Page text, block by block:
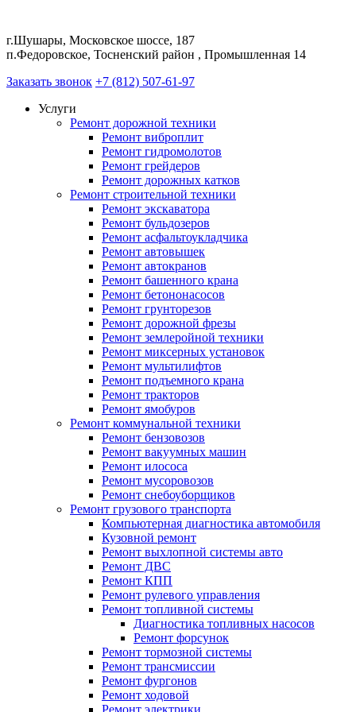
г.Шушары, Московское шоссе, 187
п.Федоровское, Тосненский район , Промышленная 14
Заказать звонок +7 (812) 507-61-97
Услуги
Ремонт дорожной техники
Ремонт виброплит
Ремонт гидромолотов
Ремонт грейдеров
Ремонт дорожных катков
Ремонт строительной техники
Ремонт экскаватора
Ремонт бульдозеров
Ремонт асфальтоукладчика
Ремонт автовышек
Ремонт автокранов
Ремонт башенного крана
Ремонт бетононасосов
Ремонт грунторезов
Ремонт дорожной фрезы
Ремонт землеройной техники
Ремонт миксерных установок
Ремонт мультилифтов
Ремонт подъемного крана
Ремонт тракторов
Ремонт ямобуров
Ремонт коммунальной техники
Ремонт бензовозов
Ремонт вакуумных машин
Ремонт илососа
Ремонт мусоровозов
Ремонт снебоуборщиков
Ремонт грузового транспорта
Компьютерная диагностика автомобиля
Кузовной ремонт
Ремонт выхлопной системы авто
Ремонт ДВС
Ремонт КПП
Ремонт рулевого управления
Ремонт топливной системы
Диагностика топливных насосов
Ремонт форсунок
Ремонт тормозной системы
Ремонт трансмиссии
Ремонт фургонов
Ремонт ходовой
Ремонт электрики